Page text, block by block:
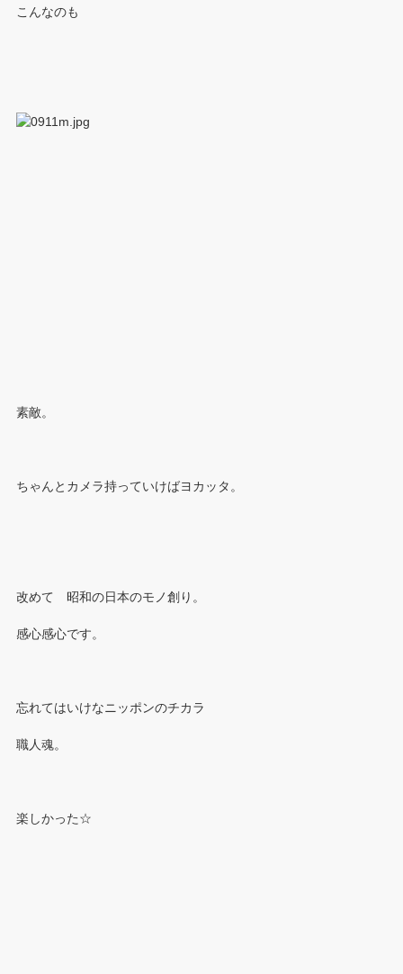
こんなのも
素敵。
ちゃんとカメラ持っていけばヨカッタ。
改めて 昭和の日本のモノ創り。
感心感心です。
忘れてはいけなニッポンのチカラ
職人魂。
楽しかった☆